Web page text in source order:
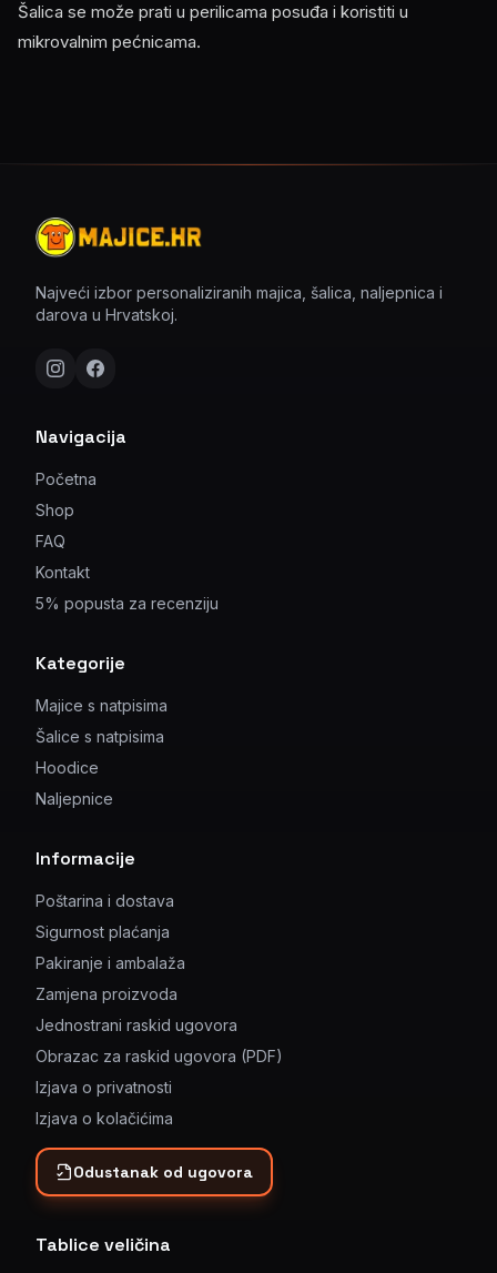
Šalica se može prati u perilicama posuđa i koristiti u
mikrovalnim pećnicama.
Najveći izbor personaliziranih majica, šalica, naljepnica i
darova u Hrvatskoj.
Navigacija
Početna
Shop
FAQ
Kontakt
5% popusta za recenziju
Kategorije
Majice s natpisima
Šalice s natpisima
Hoodice
Naljepnice
Informacije
Poštarina i dostava
Sigurnost plaćanja
Pakiranje i ambalaža
Zamjena proizvoda
Jednostrani raskid ugovora
Obrazac za raskid ugovora (PDF)
Izjava o privatnosti
Izjava o kolačićima
Odustanak od ugovora
Tablice veličina